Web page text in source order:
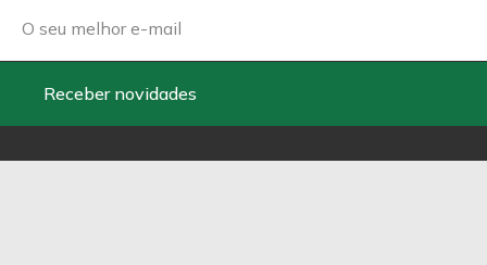
Receber novidades